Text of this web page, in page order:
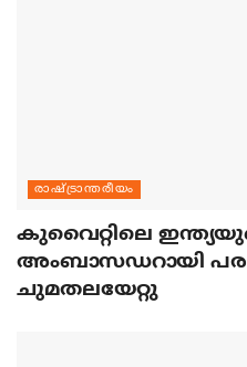
രാഷ്ട്രാന്തരീയം
കുവൈറ്റിലെ
അംബാസഡറായി
ചുമതലയേറ്റു